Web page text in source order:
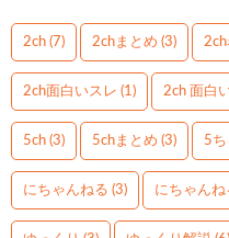
2ch (7) 2chまとめ (3) 2ch
2ch面白いスレ (1) 2ch 面白
5ch (3) 5chまとめ (3) 5ち
にちゃんねる (3) にちゃん